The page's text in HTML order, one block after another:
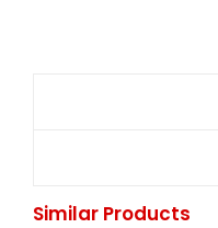
Similar Products